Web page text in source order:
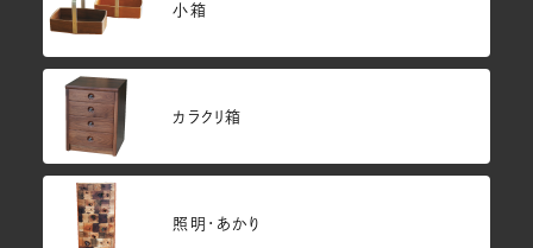
小箱
カラクリ箱
照明・あかり